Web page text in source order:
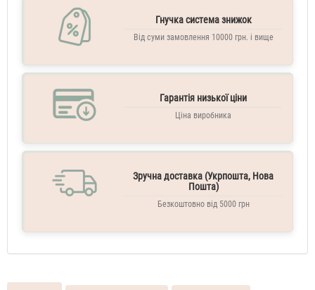
Illusion
Yves
ML
Гнучка система знижок
Від суми замовлення 10000 грн. і вище
Гарантія низької ціни
Ціна виробника
Зручна доставка (Укрпошта, Нова
Пошта)
Безкоштовно від 5000 грн